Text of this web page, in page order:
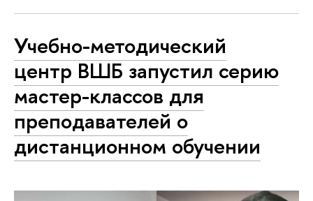
Учебно-методический
центр ВШБ запустил серию
мастер-классов для
преподавателей о
дистанционном обучении